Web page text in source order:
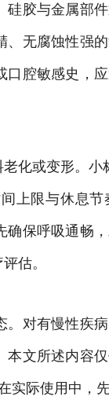
胶与金属部
无腐蚀性强
腔敏感史，
化或变形。小
上限与休息
保呼吸通畅
估。
对有慢性疾
文所述内容
实际使用中，